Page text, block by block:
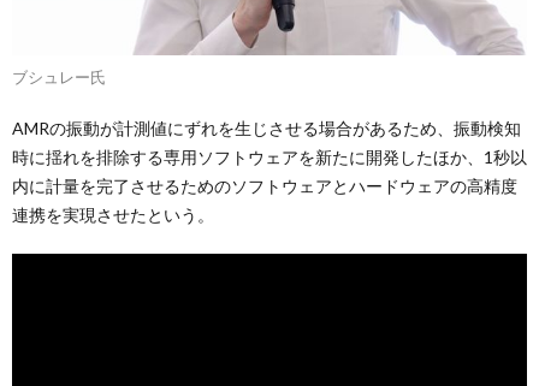
ブシュレー氏
AMRの振動が計測値にずれを生じさせる場合があるため、振動検知
時に揺れを排除する専用ソフトウェアを新たに開発したほか、1秒以
内に計量を完了させるためのソフトウェアとハードウェアの高精度
連携を実現させたという。